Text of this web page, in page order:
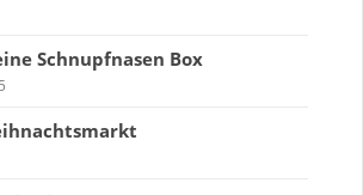
Schnupfnasen Box